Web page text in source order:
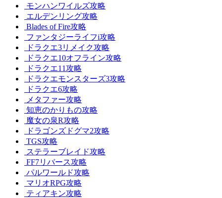
モンハンワイルズ攻略
エルデンリング攻略
Blades of Fire攻略
ファンタジーライフi攻略
ドラクエ3リメイク攻略
ドラクエ10オフライン攻略
ドラクエ11攻略
ドラクエモンスターズ3攻略
ドラクエ6攻略
メタファー攻略
知恵のかりもの攻略
魔女の泉R攻略
ドラゴンズドグマ2攻略
TGS攻略
ステラーブレイド攻略
FF7リバース攻略
パルワールド攻略
マリオRPG攻略
ティアキン攻略